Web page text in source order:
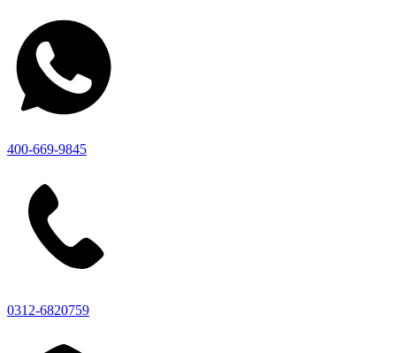
400-669-9845
0312-6820759